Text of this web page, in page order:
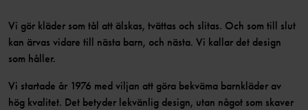
Vi gör kläder som tål att älskas, tvättas och slitas. Och som till slut
kan ärvas vidare till nästa barn, och nästa. Vi kallar det design
som håller.
Vi startade år 1976 med viljan att göra bekväma barnkläder av
hög kvalitet. Det betyder lekvänlig design, utan något som skaver